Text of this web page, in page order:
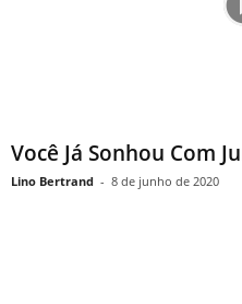
Você Já Sonhou Com
Lino Bertrand - 8 de junho de 2020